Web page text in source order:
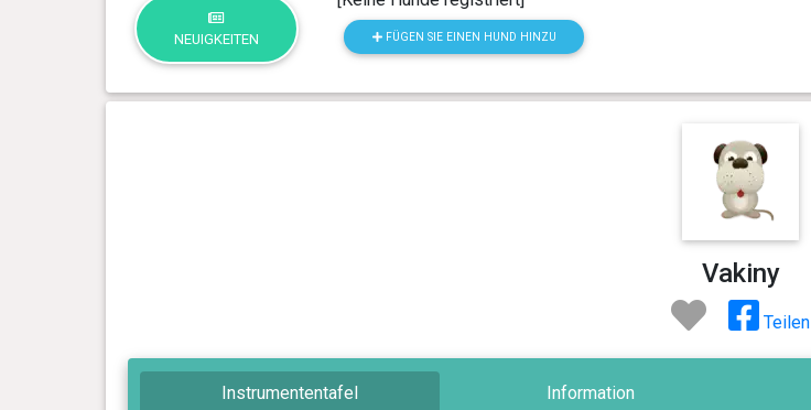
NEUIGKEITEN FÜGEN SIE EINEN HUND HINZU
Vakiny
Teilen
Instrumententafel Information